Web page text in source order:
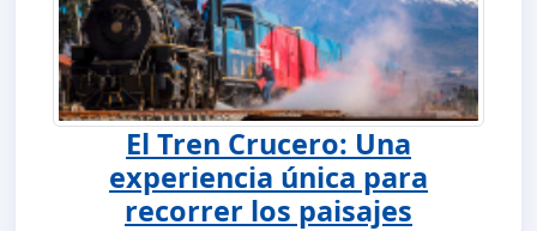
El Tren Crucero: Una
experiencia única para
recorrer los paisajes